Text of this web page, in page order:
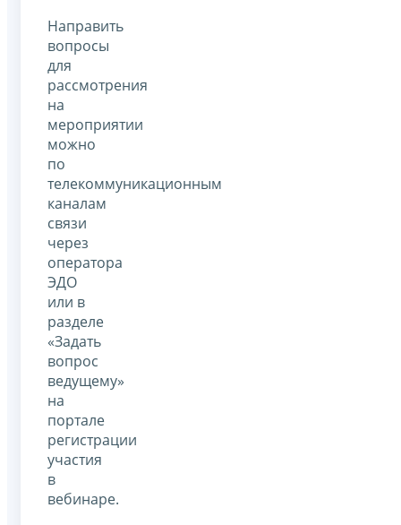
Направить
вопросы
для
рассмотрения
на
мероприятии
можно
по
телекоммуникационным
каналам
связи
через
оператора
ЭДО
или в
разделе
«Задать
вопрос
ведущему»
на
портале
регистрации
участия
в
вебинаре.